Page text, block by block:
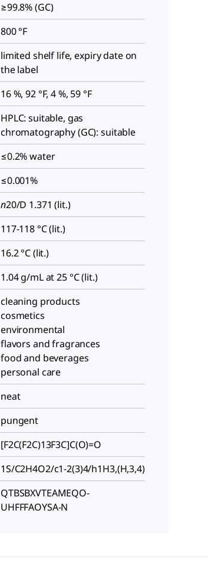
≥99.8% (GC)
800 °F
limited shelf life, expiry date on
the label
16 %, 92 °F, 4 %, 59 °F
HPLC: suitable, gas
chromatography (GC): suitable
≤0.2% water
≤0.001%
n20/D 1.371 (lit.)
117-118 °C (lit.)
16.2 °C (lit.)
1.04 g/mL at 25 °C (lit.)
cleaning products
cosmetics
environmental
flavors and fragrances
food and beverages
personal care
neat
pungent
[F2C(F2C)13F3C]C(O)=O
1S/C2H4O2/c1-2(3)4/h1H3,(H,3,4)
QTBSBXVTEAMEQO-
UHFFFAOYSA-N